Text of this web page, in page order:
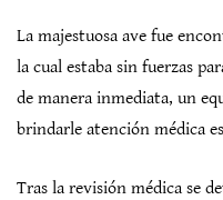
La majestuosa ave fue
la cual estaba sin fuerzas
de manera inmediata, un
brindarle atención médica
Tras la revisión médica se